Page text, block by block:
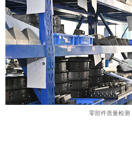
零部件质量检测